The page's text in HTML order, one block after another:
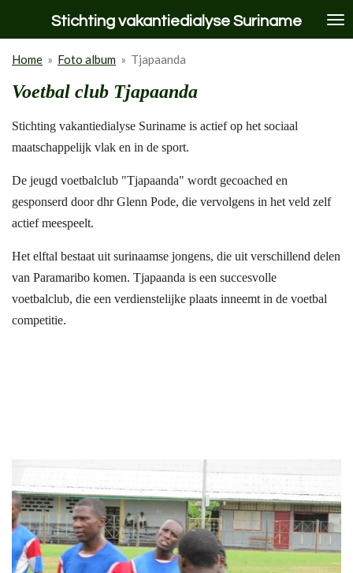
de
hoofdinhoud
Stichting vakantiedialyse Suriname
Home » Foto album » Tjapaanda
Voetbal club Tjapaanda
Stichting vakantiedialyse Suriname is actief op het sociaal
maatschappelijk vlak en in de sport.
De jeugd voetbalclub "Tjapaanda" wordt gecoached en
gesponserd door dhr Glenn Pode, die vervolgens in het veld zelf
actief meespeelt.
Het elftal bestaat uit surinaamse jongens, die uit verschillend delen
van Paramaribo komen. Tjapaanda is een succesvolle
voetbalclub, die een verdienstelijke plaats inneemt in de voetbal
competitie.